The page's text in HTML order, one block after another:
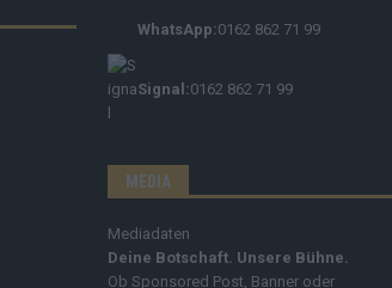
WhatsApp:0162 862 71 99
Signal:0162 862 71 99
MEDIA
Mediadaten
Deine Botschaft. Unsere Bühne.
Ob Sponsored Post, Banner oder